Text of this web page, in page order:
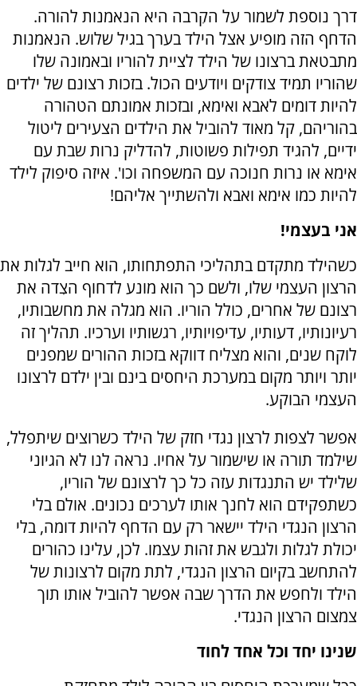
דרך נוספת לשמור על הקִרבה היא הנאמנות להורה.
הדחף הזה מופיע אצל הילד בערך בגיל שלוש. הנאמנות
מתבטאת ברצונו של הילד לציית להוריו ובאמונה שלו
שהוריו תמיד צודקים ויודעים הכול. בזכות רצונם של ילדים
להיות דומים לאבא ואימא, ובזכות אמונתם הטהורה
בהוריהם, קל מאוד להוביל את הילדים הצעירים ליטול
ידיים, להגיד תפילות פשוטות, להדליק נרות שבת עם
אימא או נרות חנוכה עם המשפחה וכו'. איזה סיפוק לילד
להיות כמו אימא ואבא ולהשתייך אליהם!
אני בעצמי!
כשהילד מתקדם בתהליכי התפתחותו, הוא חייב לגלות את
הרצון העצמי שלו, ולשם כך הוא מונע לדחוף הצִדה את
רצונם של אחרים, כולל הוריו. הוא מגלה את מחשבותיו,
רעיונותיו, דעותיו, עדיפויותיו, רגשותיו וערכיו. תהליך זה
לוקח שנים, והוא מצליח דווקא בזכות ההורים שמפנים
יותר ויותר מקום במערכת היחסים בינם ובין ילדם לרצונו
העצמי הבוקע.
אפשר לצפות לרצון נגדי חזק של הילד כשרוצים שיתפלל,
שילמד תורה או שישמור על אחיו. נראה לנו לא הגיוני
שלילד יש התנגדות עזה כל כך לרצונם של הוריו,
כשתפקידם הוא לחנך אותו לערכים נכונים. אולם בלי
הרצון הנגדי הילד יישאר רק עם הדחף להיות דומה, בלי
יכולת לגלות ולגבש את זהות עצמו. לכן, עלינו כהורים
להתחשב בקיום הרצון הנגדי, לתת מקום לרצונות של
הילד ולחפש את הדרך שבה אפשר להוביל אותו תוך
צמצום הרצון הנגדי.
שנינו יחד וכל אחד לחוד